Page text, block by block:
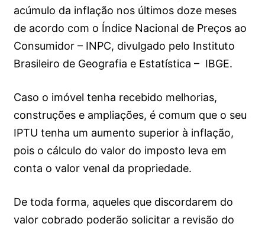
acúmulo da inflação nos últimos doze meses
de acordo com o Índice Nacional de Preços ao
Consumidor – INPC, divulgado pelo Instituto
Brasileiro de Geografia e Estatística – IBGE.
Caso o imóvel tenha recebido melhorias,
construções e ampliações, é comum que o seu
IPTU tenha um aumento superior à inflação,
pois o cálculo do valor do imposto leva em
conta o valor venal da propriedade.
De toda forma, aqueles que discordarem do
valor cobrado poderão solicitar a revisão do